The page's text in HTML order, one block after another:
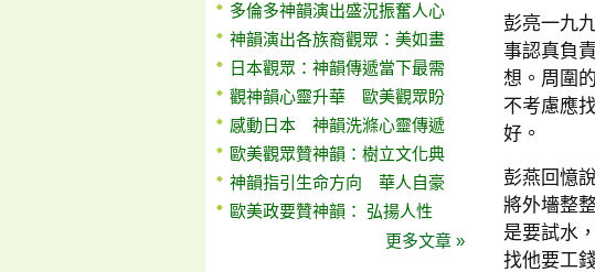
多倫多神韻演出盛況振奮人心
神韻演出各族裔觀眾：美如畫
日本觀眾：神韻傳遞當下最需
觀神韻心靈升華 歐美觀眾盼
感動日本 神韻洗滌心靈傳遞
歐美觀眾贊神韻：樹立文化典
神韻指引生命方向 華人自豪
歐美政要贊神韻： 弘揚人性
更多文章 »
彭亮一九
事認真負
想。周圍
不考慮應
好。
彭燕回憶
將外墻整
是要試水
找他要工